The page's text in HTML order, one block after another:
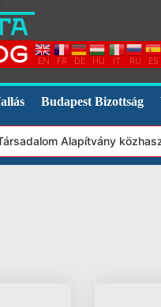
EN FR DE HU IT RU ES
Budapest Bizottság
Alapítvány